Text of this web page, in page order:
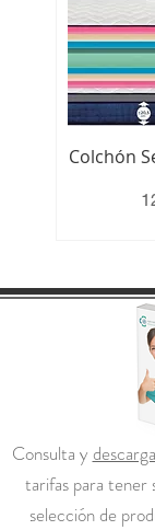
Colchón
Consulta y
tarifas para tener
selección de